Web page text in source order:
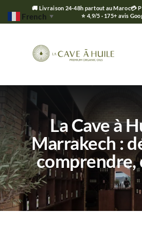
🚚 Livraison 24-48h partout au Maroc💳
⭐ 4,9/5 · 175+ avis
contenu
Notre Histoire
Boutique en ligne
Le Mag’
La Cave à
Marrakech :
comprendre,
French ▼